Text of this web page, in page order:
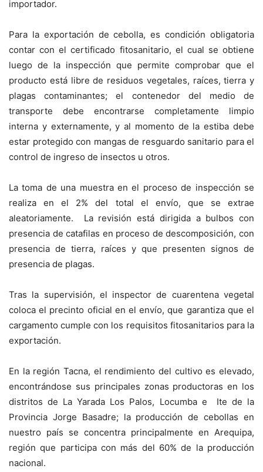
importador.
Para la exportación de cebolla, es condición obligatoria
contar con el certificado fitosanitario, el cual se obtiene
luego de la inspección que permite comprobar que el
producto está libre de residuos vegetales, raíces, tierra y
plagas contaminantes; el contenedor del medio de
transporte debe encontrarse completamente limpio
interna y externamente, y al momento de la estiba debe
estar protegido con mangas de resguardo sanitario para el
control de ingreso de insectos u otros.
La toma de una muestra en el proceso de inspección se
realiza en el 2% del total el envío, que se extrae
aleatoriamente. La revisión está dirigida a bulbos con
presencia de catafilas en proceso de descomposición, con
presencia de tierra, raíces y que presenten signos de
presencia de plagas.
Tras la supervisión, el inspector de cuarentena vegetal
coloca el precinto oficial en el envío, que garantiza que el
cargamento cumple con los requisitos fitosanitarios para la
exportación.
En la región Tacna, el rendimiento del cultivo es elevado,
encontrándose sus principales zonas productoras en los
distritos de La Yarada Los Palos, Locumba e Ite de la
Provincia Jorge Basadre; la producción de cebollas en
nuestro país se concentra principalmente en Arequipa,
región que participa con más del 60% de la producción
nacional.